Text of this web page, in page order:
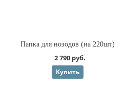
Папка для нозодов (на 220шт)
2 790 руб.
Купить